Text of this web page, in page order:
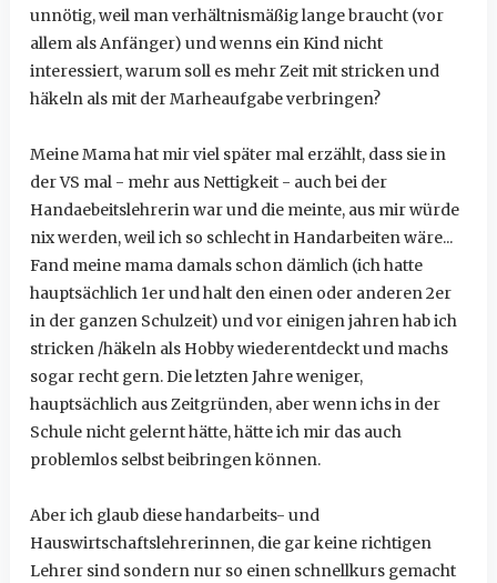
unnötig, weil man verhältnismäßig lange braucht (vor
allem als Anfänger) und wenns ein Kind nicht
interessiert, warum soll es mehr Zeit mit stricken und
häkeln als mit der Marheaufgabe verbringen?
Meine Mama hat mir viel später mal erzählt, dass sie in
der VS mal - mehr aus Nettigkeit - auch bei der
Handaebeitslehrerin war und die meinte, aus mir würde
nix werden, weil ich so schlecht in Handarbeiten wäre...
Fand meine mama damals schon dämlich (ich hatte
hauptsächlich 1er und halt den einen oder anderen 2er
in der ganzen Schulzeit) und vor einigen jahren hab ich
stricken /häkeln als Hobby wiederentdeckt und machs
sogar recht gern. Die letzten Jahre weniger,
hauptsächlich aus Zeitgründen, aber wenn ichs in der
Schule nicht gelernt hätte, hätte ich mir das auch
problemlos selbst beibringen können.
Aber ich glaub diese handarbeits- und
Hauswirtschaftslehrerinnen, die gar keine richtigen
Lehrer sind sondern nur so einen schnellkurs gemacht